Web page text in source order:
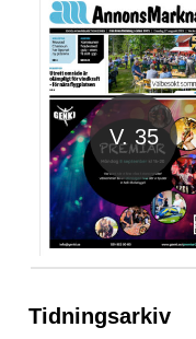
V. 35
Tidningsarkiv